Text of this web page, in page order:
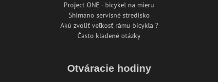
Project ONE - bicykel na mieru
Shimano servisné stredisko
Akú zvoliť veľkosť rámu bicykla ?
Často kladené otázky
Otváracie hodiny